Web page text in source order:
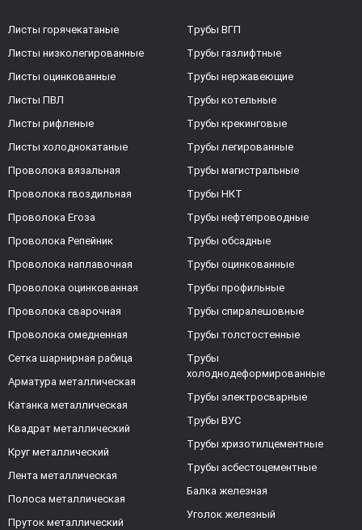
Листы горячекатаные
Листы низколегированные
Листы оцинкованные
Листы ПВЛ
Листы рифленые
Листы холоднокатаные
Проволока вязальная
Проволока гвоздильная
Проволока Егоза
Проволока Репейник
Проволока наплавочная
Проволока оцинкованная
Проволока сварочная
Проволока омедненная
Сетка шарнирная рабица
Арматура металлическая
Катанка металлическая
Квадрат металлический
Круг металлический
Лента металлическая
Полоса металлическая
Пруток металлический
Трубы ВГП
Трубы газлифтные
Трубы нержавеющие
Трубы котельные
Трубы крекинговые
Трубы легированные
Трубы магистральные
Трубы НКТ
Трубы нефтепроводные
Трубы обсадные
Трубы оцинкованные
Трубы профильные
Трубы спиралешовные
Трубы толстостенные
Трубы
холоднодеформированные
Трубы электросварные
Трубы ВУС
Трубы хризотилцементные
Трубы асбестоцементные
Балка железная
Уголок железный